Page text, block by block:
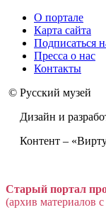
О портале
Карта сайта
Подписаться
Пресса о нас
Контакты
© Русский музей
Дизайн и
Контент –
Старый портал
(архив материалов